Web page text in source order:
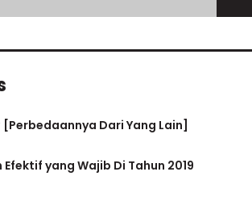
Dari Yang Lain]
yang Wajib Di Tahun 2019